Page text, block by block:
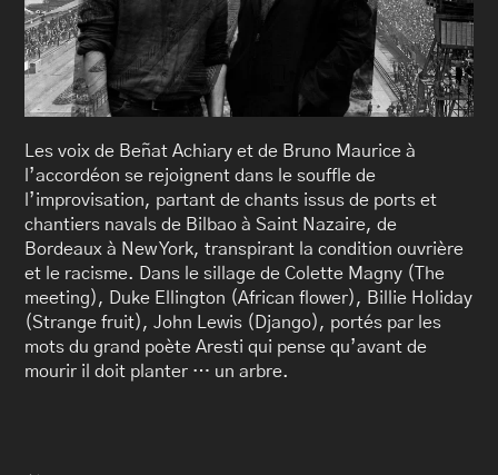
Les voix de Beñat Achiary et de Bruno Maurice à
l’accordéon se rejoignent dans le souffle de
l’improvisation, partant de chants issus de ports et
chantiers navals de Bilbao à Saint Nazaire, de
Bordeaux à New York, transpirant la condition ouvrière
et le racisme. Dans le sillage de Colette Magny (The
meeting), Duke Ellington (African flower), Billie Holiday
(Strange fruit), John Lewis (Django), portés par les
mots du grand poète Aresti qui pense qu’avant de
mourir il doit planter … un arbre.